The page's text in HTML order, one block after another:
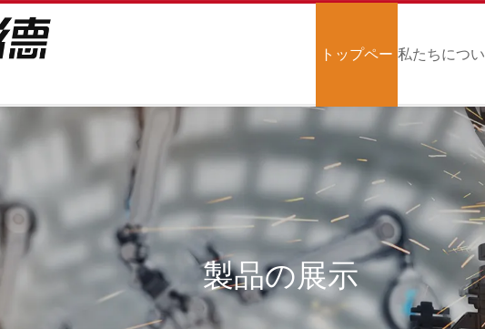
トップペー
ジ
私たちについ
て
製品の展示